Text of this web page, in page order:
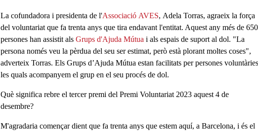
La cofundadora i presidenta de l'Associació AVES, Adela Torras, agraeix la força
del voluntariatque fa trenta anysque tira endavant l'entitat. Aquest any més de 650
personeshan assistit als Grups d'Ajuda Mútua i als espais de suport al dol. "La
persona només veu la pèrdua del seu ser estimat, però està plorant moltes coses",
adverteix Torras. Els Grups d’Ajuda Mútua estan facilitats perpersones voluntàries
les quals acompanyem el grup en el seu procés de dol.
Què significa rebre el tercer premi del Premi Voluntariat 2023 aquest 4 de
desembre?
M'agradaria començar dient que fa trenta anys que estem aquí, a Barcelona, i és el